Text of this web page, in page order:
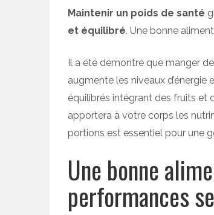
Maintenir un poids de santé
et équilibré. Une bonne
Il a été démontré que manger
augmente les niveaux
équilibrés intégrant des fruits et
apportera à votre corps les
portions est essentiel pour une
Une bonne
performances